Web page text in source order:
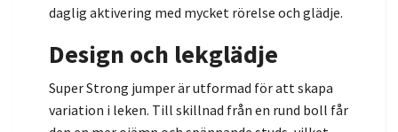
daglig aktivering med mycket rörelse och glädje.
Design och lekglädje
Super Strong jumper är utformad för att skapa
variation i leken. Till skillnad från en rund boll får